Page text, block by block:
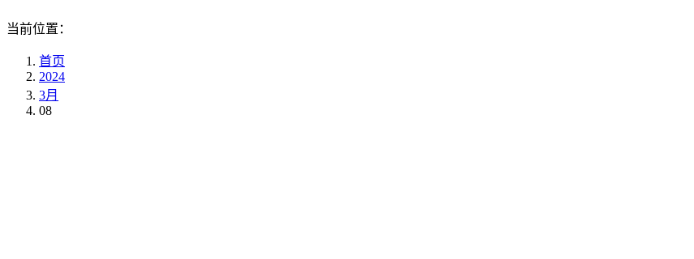
当前位置：
首页
2024
3月
08